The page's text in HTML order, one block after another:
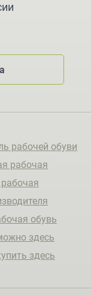
рабочей обуви
рабочая
обувь
здесь
здесь